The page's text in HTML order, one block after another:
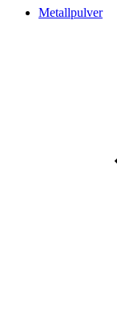
Metallpulver